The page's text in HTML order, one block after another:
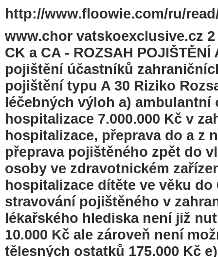
http://www.floowie.com/ru/
www.chor vatskoexclusive.cz 2
CK a CA - ROZSAH
pojištění účastníků
pojištění typu A 30 Riziko
léčebných výloh a)
hospitalizace 7.000.000 Kč v
hospitalizace, přeprava do a z
přeprava pojištěného zpět do
osoby ve zdravotnickém
hospitalizace dítěte ve věku do
stravování pojištěného v
lékařského hlediska není již
10.000 Kč ale zároveň není
tělesných ostatků 175.000 Kč